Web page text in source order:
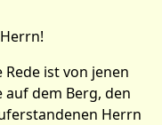
Rede ist von jenen
auf dem Berg, den
Herrn